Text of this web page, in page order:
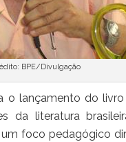
BPE/Divulgação
o lançamento do livro
da literatura
foco pedagógico